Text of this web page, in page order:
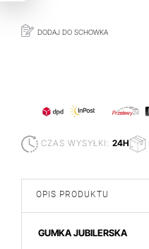
DODAJ DO SCHOWKA
CZAS WYSYŁKI: 24H
OPIS PRODUKTU
GUMKA JUBILERSKA